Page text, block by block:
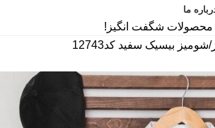
ما
محصولات شگفت انگیز!
شومیز بیسیک سفید کد12743